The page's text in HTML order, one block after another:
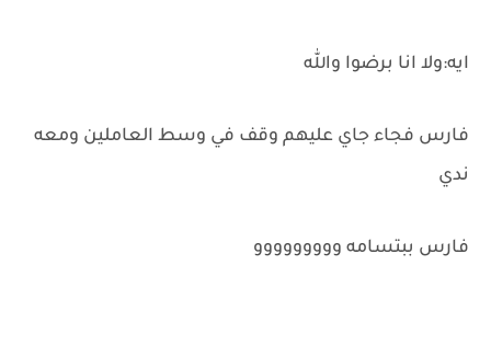
ايه:ولا انا برضوا والله
فارس فجاء جاي عليهم وقف في وسط العاملين ومعه
ندي
فارس ببتسامه ووووووووو